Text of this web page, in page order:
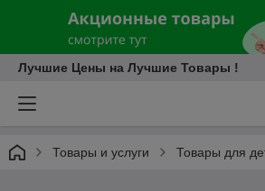
Лучшие Цены на Лучшие Товары !
Товары и услуги Товары для